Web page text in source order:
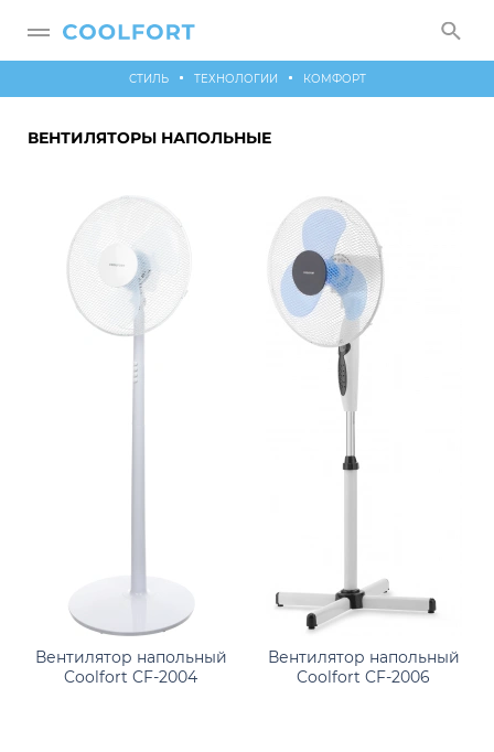
СТИЛЬ ТЕХНОЛОГИИ КОМФОРТ
ВЕНТИЛЯТОРЫ НАПОЛЬНЫЕ
Вентилятор напольный
Coolfort CF-2004
Вентилятор напольный
Coolfort CF-2006